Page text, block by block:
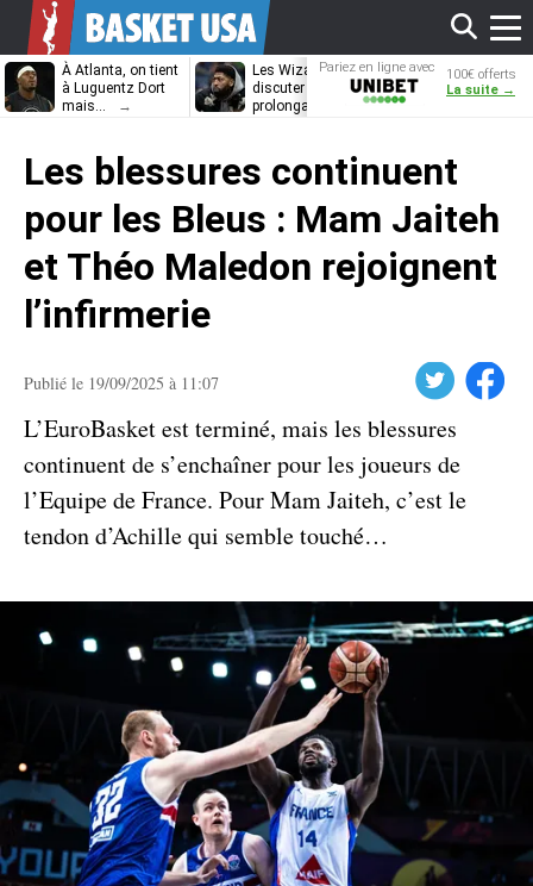
À Atlanta, on tient
à Luguentz Dort
mais…
Les Wizards vont
discuter
prolongation avec
Dennis
découvrira-t-il
Pariez en ligne avec
Unibet
100€ offerts
La suite →
Les blessures continuent
pour les Bleus : Mam Jaiteh
et Théo Maledon rejoignent
l’infirmerie
Publié le 19/09/2025 à 11:07 Facebook
L’EuroBasket est terminé, mais les blessures
continuent de s’enchaîner pour les joueurs de
l’Equipe de France. Pour Mam Jaiteh, c’est le
tendon d’Achille qui semble touché…